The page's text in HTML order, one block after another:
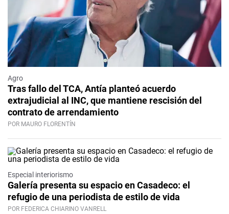
Agro
Tras fallo del TCA, Antía planteó acuerdo
extrajudicial al INC, que mantiene rescisión del
contrato de arrendamiento
POR MAURO FLORENTÍN
Especial interiorismo
Galería presenta su espacio en Casadeco: el
refugio de una periodista de estilo de vida
POR FEDERICA CHIARINO VANRELL